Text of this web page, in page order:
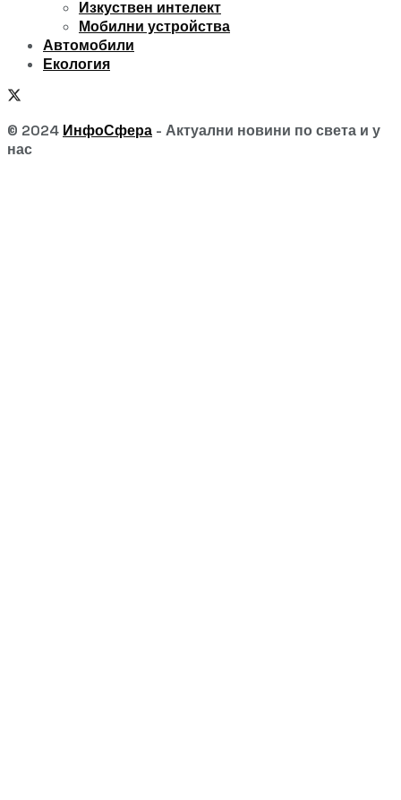
Изкуствен интелект
Мобилни устройства
Автомобили
Екология
© 2024 ИнфоСфера - Актуални новини по света и у
нас